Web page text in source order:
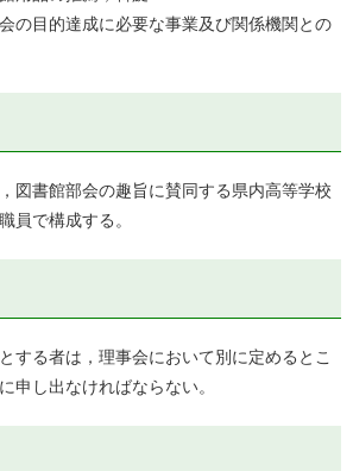
の目的達成に必要な事業及び関係機関との
図書館部会の趣旨に賛同する県内高等学校
員で構成する。
る者は，理事会において別に定めるとこ
申し出なければならない。